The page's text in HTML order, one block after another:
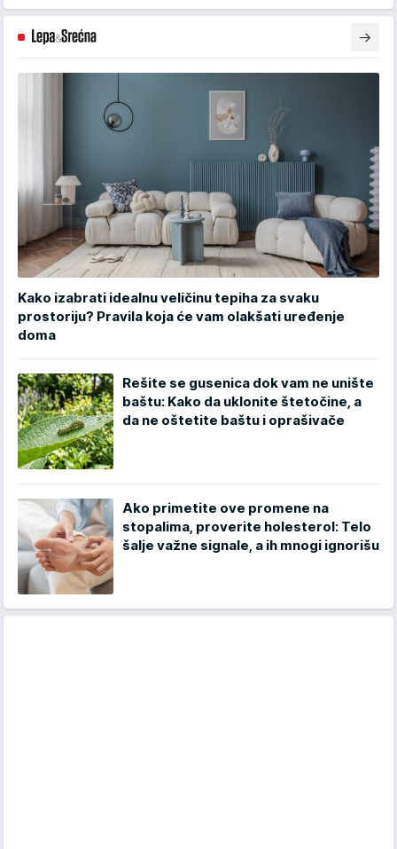
Kako izabrati idealnu veličinu tepiha za svaku
prostoriju? Pravila koja će vam olakšati uređenje
doma
Rešite se gusenica dok vam ne unište
baštu: Kako da uklonite štetočine, a
da ne oštetite baštu i oprašivače
Ako primetite ove promene na
stopalima, proverite holesterol: Telo
šalje važne signale, a ih mnogi ignorišu